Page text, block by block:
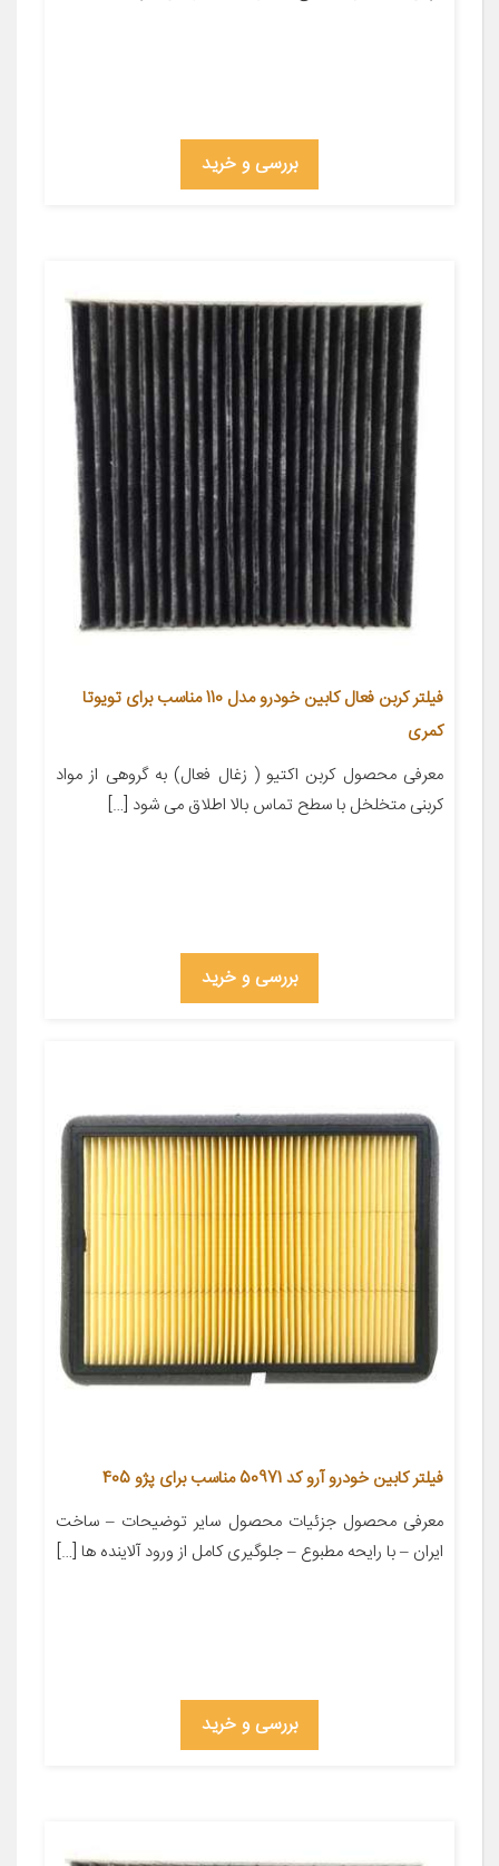
بررسی و خرید
فیلتر کربن فعال کابین خودرو مدل 110 مناسب برای تویوتا
کمری
معرفی محصول کربن اکتیو ( زغال فعال) به گروهی از مواد
کربنی متخلخل با سطح تماس بالا اطلاق می شود […]
بررسی و خرید
فیلتر کابین خودرو آرو کد 50971 مناسب برای پژو 405
معرفی محصول جزئیات محصول سایر توضیحات – ساخت
ایران – با رایحه مطبوع – جلوگیری کامل از ورود آلاینده ها […]
بررسی و خرید